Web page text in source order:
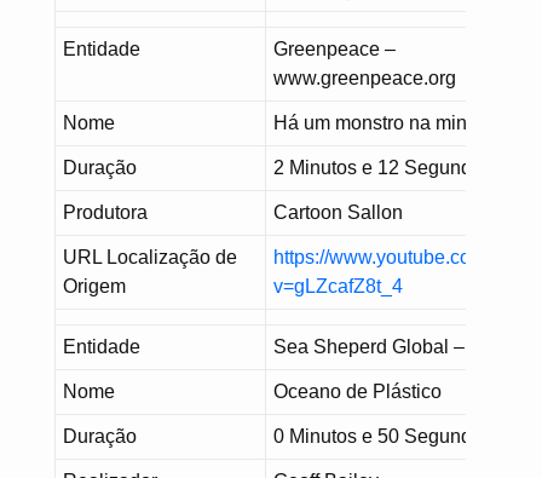
Entidade
Greenpeace –
www.greenpeace.org
Nome Há um monstro na minha
Duração 2 Minutos e 12 Segundos
Produtora Cartoon Sallon
URL Localização de
Origem
https://www.youtube.com/
v=gLZcafZ8t_4
Entidade Sea Sheperd Global –
Nome Oceano de Plástico
Duração 0 Minutos e 50 Segundos